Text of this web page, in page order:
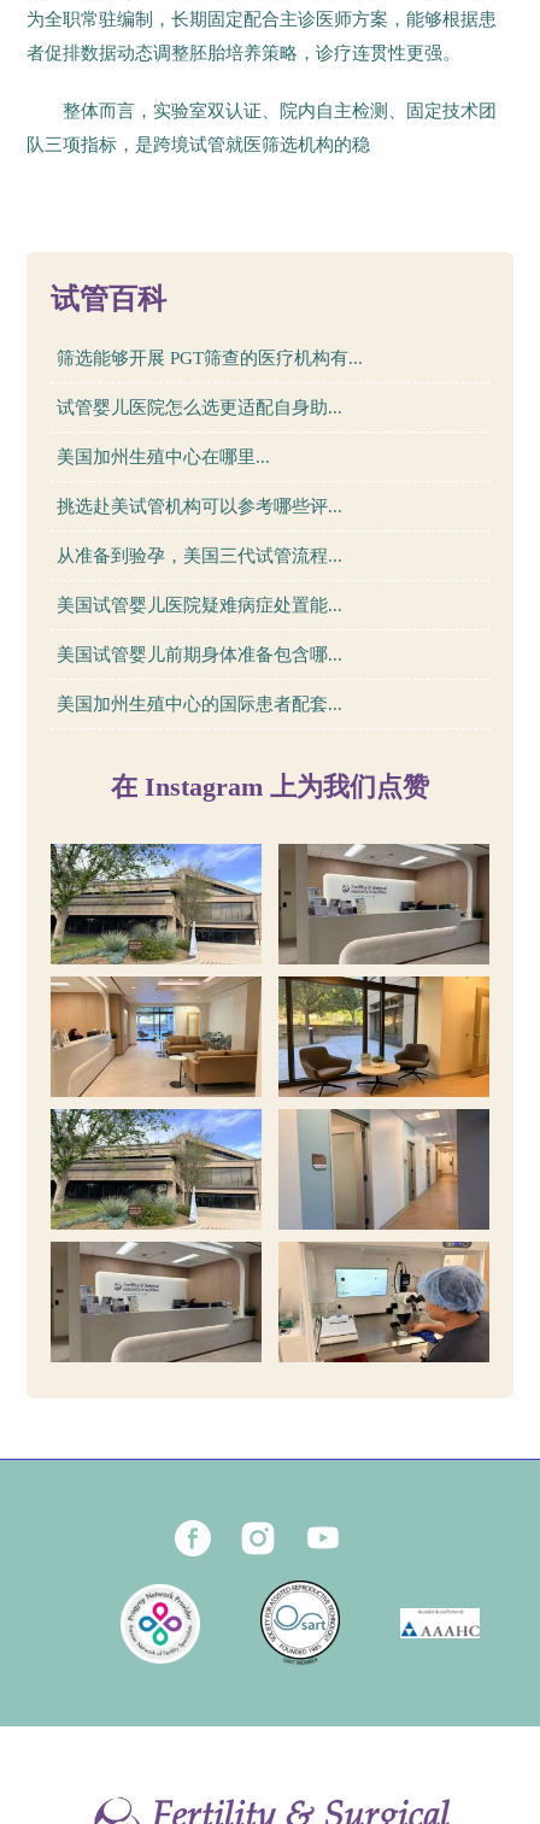
为全职常驻编制，长期固定配合主诊医师方案，能够根据患
者促排数据动态调整胚胎培养策略，诊疗连贯性更强。
整体而言，实验室双认证、院内自主检测、固定技术团
队三项指标，是跨境试管就医筛选机构的稳
试管百科
筛选能够开展 PGT筛查的医疗机构有...
试管婴儿医院怎么选更适配自身助...
美国加州生殖中心在哪里...
挑选赴美试管机构可以参考哪些评...
从准备到验孕，美国三代试管流程...
美国试管婴儿医院疑难病症处置能...
美国试管婴儿前期身体准备包含哪...
美国加州生殖中心的国际患者配套...
在 Instagram 上为我们点赞